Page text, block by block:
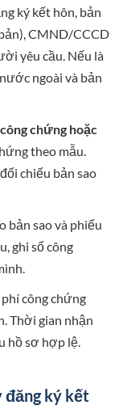
ký kết hôn, bản
CMND/CCCD
yêu cầu. Nếu là
ngoài và bản
chứng hoặc
theo mẫu.
chiếu bản sao
bản sao và phiếu
ghi số công
công chứng
Thời gian nhận
hồ sơ hợp lệ.
đăng ký kết